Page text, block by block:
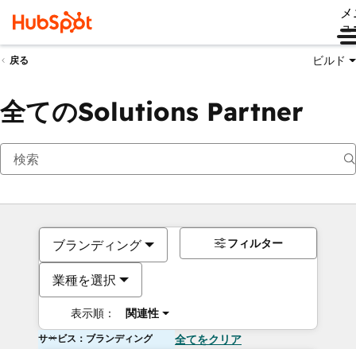
ュ
戻る ビルド
全てのSolutions Partner
ブランディング
業種を選択
表示順： 関連性
フィルター
サービス：ブランディング 全てをクリア